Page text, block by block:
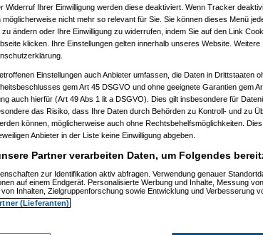
11:32:52)
11:35:10)
12:40:07)
21.12.2008, 12:43:46)
12:46:42)
21.12.2008, 12:48:51)
am 21.12.2008, 15:29:14)
am 21.12.2008, 12:49:41)
am 21.12.2008, 12:59:58)
am 22.12.2008, 19:52:16)
am 22.12.2008, 20:38:25)
am 22.12.2008, 20:56:19)
am 22.12.2008, 21:01:14)
am 22.12.2008, 21:06:19)
am 22.12.2008, 21:26:38)
Widerruf Ihrer Einwilligung werden diese deaktiviert. Wenn Tracker
möglicherweise nicht mehr so relevant für Sie. Sie können dieses Menü
zu ändern oder Ihre Einwilligung zu widerrufen, indem Sie auf den Link
klicken. Ihre Einstellungen gelten innerhalb unseres Website. Weitere
Einstellungen auch Anbieter umfassen, die Daten in Drittstaaten
gem Art 45 DSGVO und ohne geeignete Garantien gem
auch hierfür (Art 49 Abs 1 lit a DSGVO). Dies gilt insbesondere für
das Risiko, dass Ihre Daten durch Behörden zu Kontroll- und zu
können, möglicherweise auch ohne Rechtsbehelfsmöglichkeiten.
Anbieter in der Liste keine Einwilligung abgeben.
Partner verarbeiten Daten, um Folgendes
zur Identifikation aktiv abfragen. Verwendung genauer
auf einem Endgerät. Personalisierte Werbung und Inhalte, Messung
Inhalten, Zielgruppenforschung sowie Entwicklung und Verbesserung
(Lieferanten)